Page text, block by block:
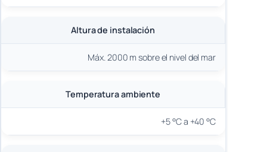
Altura de instalación
Máx. 2000 m sobre el nivel del mar
Temperatura ambiente
+5 °C a +40 °C